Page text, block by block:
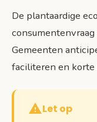
De plantaardige
consumentenvraag
Gemeenten
faciliteren en
Let op